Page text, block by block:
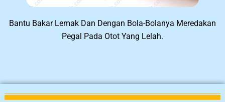
Bantu Bakar Lemak Dan Dengan Bola-Bolanya Meredakan
Pegal Pada Otot Yang Lelah.